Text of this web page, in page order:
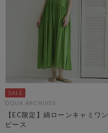
DOUX ARCHIVES
【EC限定】綿ローンキャミワン
ピース